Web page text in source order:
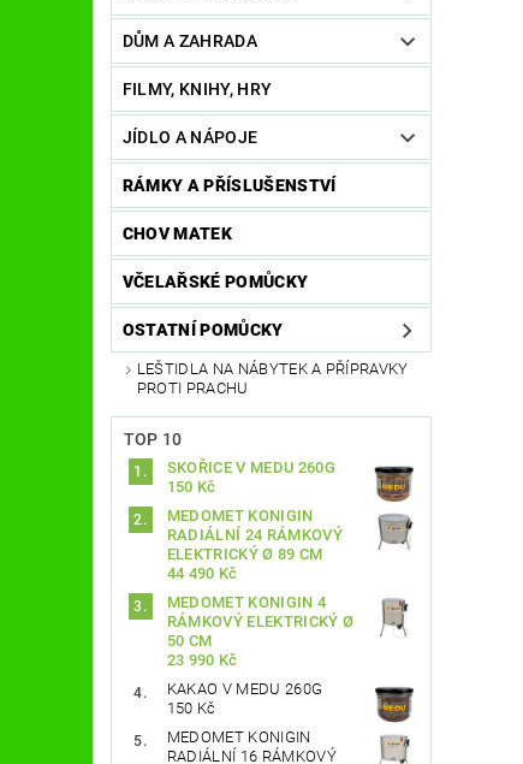
DŮM A ZAHRADA
FILMY, KNIHY, HRY
JÍDLO A NÁPOJE
RÁMKY A PŘÍSLUŠENSTVÍ
CHOV MATEK
VČELAŘSKÉ POMŮCKY
OSTATNÍ POMŮCKY
LEŠTIDLA NA NÁBYTEK A PŘÍPRAVKY
PROTI PRACHU
TOP 10
SKOŘICE V MEDU 260G
150 Kč
MEDOMET KONIGIN
RADIÁLNÍ 24 RÁMKOVÝ
ELEKTRICKÝ Ø 89 CM
44 490 Kč
MEDOMET KONIGIN 4
RÁMKOVÝ ELEKTRICKÝ Ø
50 CM
23 990 Kč
KAKAO V MEDU 260G
150 Kč
MEDOMET KONIGIN
RADIÁLNÍ 16 RÁMKOVÝ